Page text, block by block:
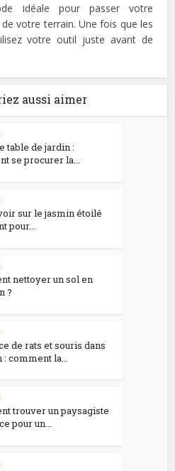
idéale pour passer votre
votre terrain. Une fois que les
votre outil juste avant de
aussi aimer
table de jardin :
se procurer la...
sur le jasmin étoilé
pour...
nettoyer un sol en
?
de rats et souris dans
: comment la...
trouver un paysagiste
pour un...